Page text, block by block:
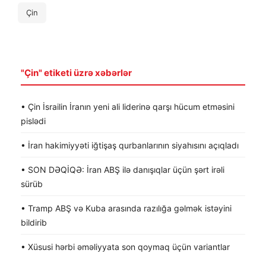
Çin
"Çin" etiketi üzrə xəbərlər
• Çin İsrailin İranın yeni ali liderinə qarşı hücum etməsini
pislədi
• İran hakimiyyəti iğtişaş qurbanlarının siyahısını açıqladı
• SON DƏQİQƏ: İran ABŞ ilə danışıqlar üçün şərt irəli
sürüb
• Tramp ABŞ və Kuba arasında razılığa gəlmək istəyini
bildirib
• Xüsusi hərbi əməliyyata son qoymaq üçün variantlar